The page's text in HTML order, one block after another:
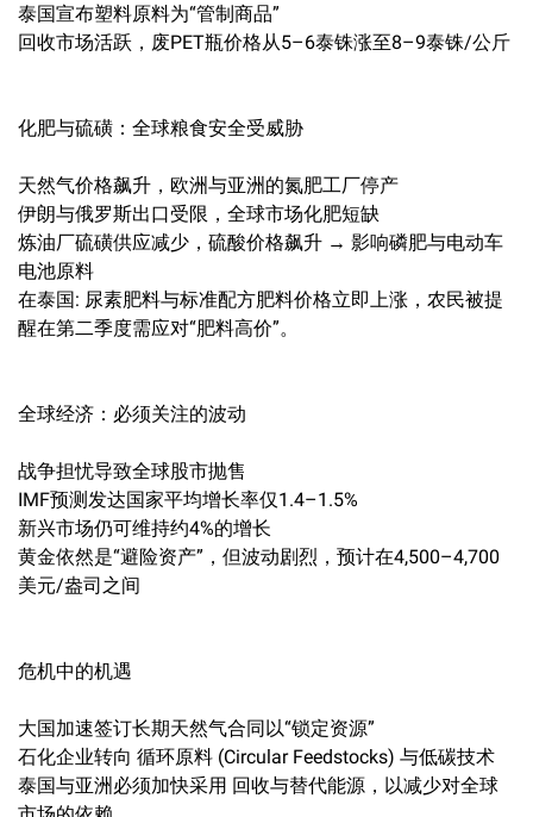
泰国宣布塑料原料为“管制商品”
回收市场活跃，废PET瓶价格从5–6泰铢涨至8–9泰铢/公斤
化肥与硫磺：全球粮食安全受威胁
天然气价格飙升，欧洲与亚洲的氮肥工厂停产
伊朗与俄罗斯出口受限，全球市场化肥短缺
炼油厂硫磺供应减少，硫酸价格飙升 → 影响磷肥与电动车
电池原料
在泰国: 尿素肥料与标准配方肥料价格立即上涨，农民被提
醒在第二季度需应对“肥料高价”。
全球经济：必须关注的波动
战争担忧导致全球股市抛售
IMF预测发达国家平均增长率仅1.4–1.5%
新兴市场仍可维持约4%的增长
黄金依然是“避险资产”，但波动剧烈，预计在4,500–4,700
美元/盎司之间
危机中的机遇
大国加速签订长期天然气合同以“锁定资源”
石化企业转向 循环原料 (Circular Feedstocks) 与低碳技术
泰国与亚洲必须加快采用 回收与替代能源，以减少对全球